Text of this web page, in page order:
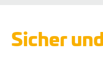
Sicher